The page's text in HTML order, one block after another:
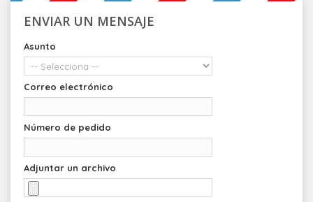
ENVIAR UN MENSAJE
Asunto
Correo electrónico
Número de pedido
Adjuntar un archivo